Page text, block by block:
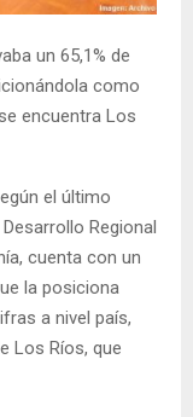
un 65,1% de
como
encuentra Los
el último
Regional
cuenta con un
la posiciona
a nivel país,
Los Ríos, que